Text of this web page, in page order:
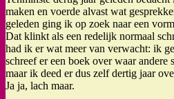
maken en voerde alvast wat
geleden ging ik op zoek naar een
Dat klinkt als een redelijk normaal
had ik er wat meer van verwacht: ik
schreef er een boek over waar andere
maar ik deed er dus zelf dertig jaar
Ja ja, lach maar.